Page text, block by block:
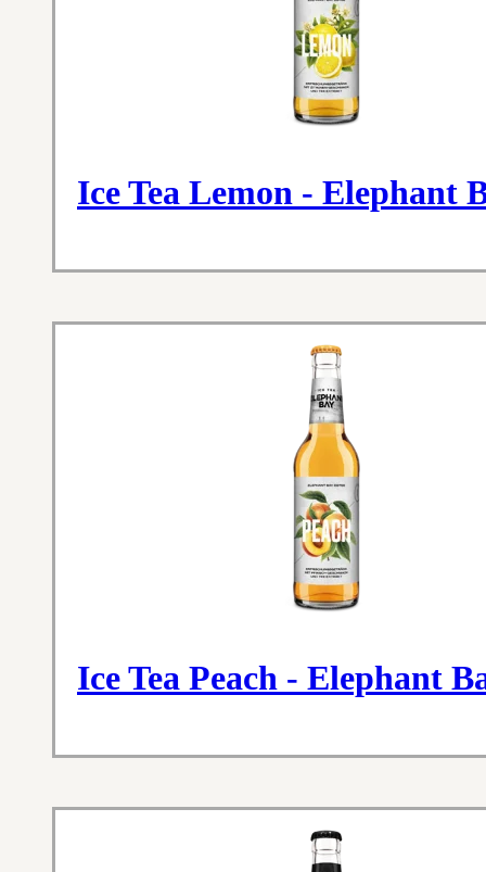
Ice Tea Lemon - Elephant
Ice Tea Peach - Elephant